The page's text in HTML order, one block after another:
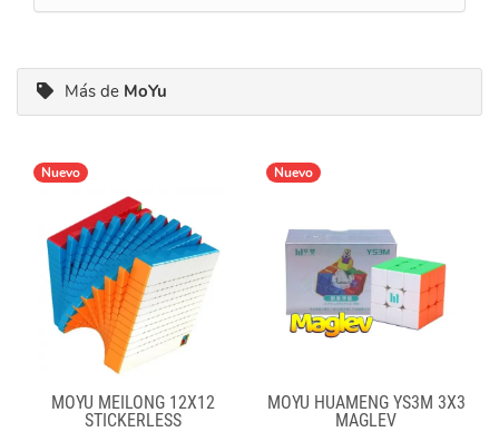
Más de MoYu
Nuevo
MOYU MEILONG 12X12
STICKERLESS
Nuevo
MOYU HUAMENG YS3M 3X3
MAGLEV